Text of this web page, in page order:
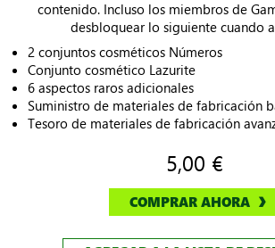
contenido. Incluso los miembros de
desbloquear lo siguiente cuando
2 conjuntos cosméticos Números
Conjunto cosmético Lazurite
6 aspectos raros adicionales
Suministro de materiales de fabricación
Tesoro de materiales de fabricación
5,00 €
COMPRAR AHORA